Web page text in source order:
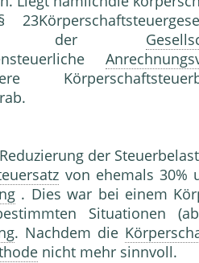
der
der
von ehemals 30%
. Dies war bei einem
Situationen
. Nachdem die
nicht mehr sinnvoll.